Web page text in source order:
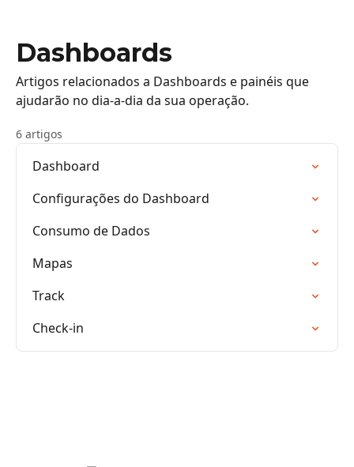
Dashboards
Artigos relacionados a Dashboards e painéis que
ajudarão no dia-a-dia da sua operação.
6 artigos
Dashboard
Configurações do Dashboard
Consumo de Dados
Mapas
Track
Check-in